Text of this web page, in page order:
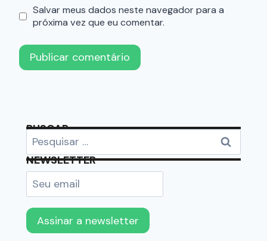
Salvar meus dados neste navegador para a
próxima vez que eu comentar.
BUSCAR
NEWSLETTER